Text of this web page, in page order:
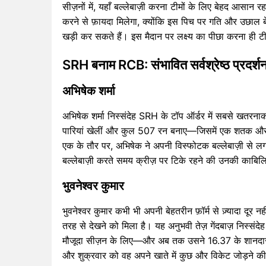
सीज़नों में, यहाँ बल्लेबाज़ी करना टीमों के लिए बेहद आसान
करने से फ़ायदा मिलेगा, क्योंकि इस पिच पर गति और
खड़ी कर सकते हैं। इस मैदान पर लक्ष्य का पीछा करना ही
SRH बनाम RCB: संभावित सर्वश्रेष्ठ
अभिषेक शर्मा
अभिषेक शर्मा निस्संदेह SRH के टॉप ऑर्डर में सबसे
पारियां खेलीं और कुल 507 रन बनाए—जिसमें एक शतक
एक के तौर पर, अभिषेक ने अपनी विस्फोटक बल्लेबाज़ी से
बल्लेबाज़ी करते समय क्रीज़ पर टिके रहने की उनकी
भुवनेश्वर कुमार
भुवनेश्वर कुमार कभी भी अपनी बेहतरीन फ़ॉर्म से ज़्यादा दूर
तरह से देखने को मिला है। यह अनुभवी तेज़ गेंदबाज़
मौजूदा सीज़न के लिए—और अब तक उसने 16.37 के
और शुक्रवार को वह अपने खाते में कुछ और विकेट जोड़ने